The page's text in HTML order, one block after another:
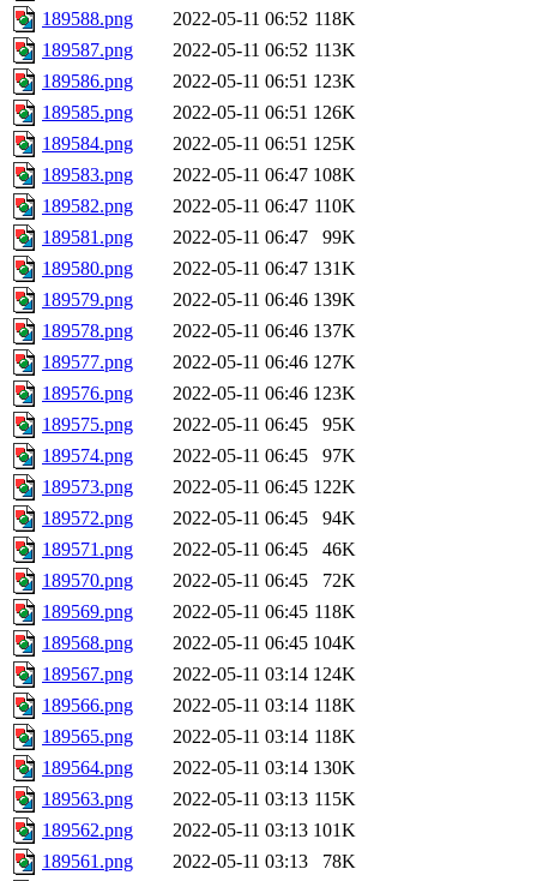
189588.png
2022-05-11 06:52 118K
189587.png
2022-05-11 06:52 113K
189586.png
2022-05-11 06:51 123K
189585.png
2022-05-11 06:51 126K
189584.png
2022-05-11 06:51 125K
189583.png
2022-05-11 06:47 108K
189582.png
2022-05-11 06:47 110K
189581.png
2022-05-11 06:47
99K
189580.png
2022-05-11 06:47 131K
189579.png
2022-05-11 06:46 139K
189578.png
2022-05-11 06:46 137K
189577.png
2022-05-11 06:46 127K
189576.png
2022-05-11 06:46 123K
189575.png
2022-05-11 06:45
95K
189574.png
2022-05-11 06:45
97K
189573.png
2022-05-11 06:45 122K
189572.png
2022-05-11 06:45
94K
189571.png
2022-05-11 06:45
46K
189570.png
2022-05-11 06:45
72K
189569.png
2022-05-11 06:45 118K
189568.png
2022-05-11 06:45 104K
189567.png
2022-05-11 03:14 124K
189566.png
2022-05-11 03:14 118K
189565.png
2022-05-11 03:14 118K
189564.png
2022-05-11 03:14 130K
189563.png
2022-05-11 03:13 115K
189562.png
2022-05-11 03:13 101K
189561.png
2022-05-11 03:13
78K